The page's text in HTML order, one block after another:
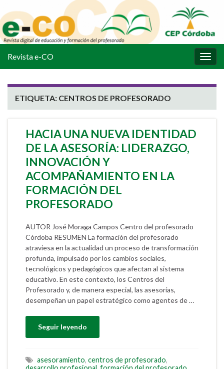
la
Revista e-CO
ETIQUETA: CENTROS DE PROFESORADO
HACIA UNA NUEVA IDENTIDAD
DE LA ASESORÍA: LIDERAZGO,
INNOVACIÓN Y
ACOMPAÑAMIENTO EN LA
FORMACIÓN DEL
PROFESORADO
AUTOR José Moraga Campos Centro del profesorado
Córdoba RESUMEN La formación del profesorado
atraviesa en la actualidad un proceso de transformación
profunda, impulsado por los cambios sociales,
tecnológicos y pedagógicos que afectan al sistema
educativo. En este contexto, los Centros del
Profesorado y, de manera especial, las asesorías,
desempeñan un papel estratégico como agentes de …
Seguir leyendo
asesoramiento, centros de profesorado,